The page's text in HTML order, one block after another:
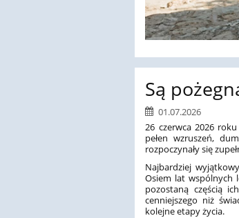
Są
01.07.2026
26 czerwca 2026
pełen wzruszeń,
rozpoczynały się
Najbardziej
Osiem lat wspólnych
pozostaną częścią
cenniejszego niż
kolejne etapy życia.